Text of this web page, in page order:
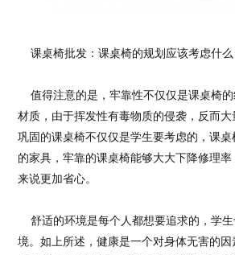
课桌椅批发：课桌椅的规划应该考虑什么
值得注意的是，牢靠性不仅仅是课桌椅
材质，由于挥发性有毒物质的侵袭，反而
巩固的课桌椅不仅仅是学生要考虑的，课
的家具，牢靠的课桌椅能够大大下降修理
来说更加省心。
舒适的环境是每个人都想要追求的，学
境。如上所述，健康是一个对身体无害的